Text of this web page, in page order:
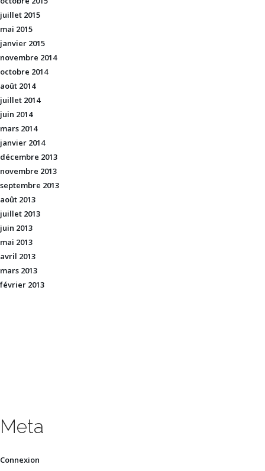
juillet 2015
mai 2015
janvier 2015
novembre 2014
octobre 2014
août 2014
juillet 2014
juin 2014
mars 2014
janvier 2014
décembre 2013
novembre 2013
septembre 2013
août 2013
juillet 2013
juin 2013
mai 2013
avril 2013
mars 2013
février 2013
Meta
Connexion